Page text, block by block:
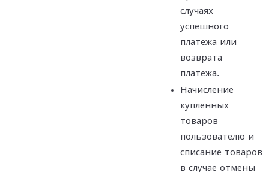
случаях
успешного
платежа или
возврата
платежа.
Начисление
купленных
товаров
пользователю и
списание товаров
в случае отмены